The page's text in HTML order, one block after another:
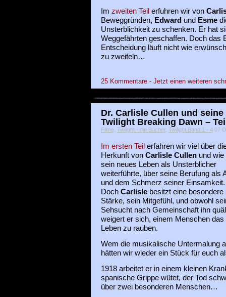
Im zweiten Teil erfuhren wir von
Beweggründen, Edward und Esme
Unsterblichkeit zu schenken. Er hat
Weggefährten geschaffen. Doch das
Entscheidung läuft nicht wie
zu zweifeln…
25 Kommentare - Jetzt einen weiteren
Dr. Carlisle Cullen und
Twilight Breaking Dawn –
Filme, Twilight - die Bücher, Twilight Band 1 - 407
Im ersten Teil erfahren wir viel über
Herkunft von Carlisle Cullenund wie
sein neues Leben als Unsterblicher
weiterführte, über seine Berufung als
und dem Schmerz seiner Einsamkeit.
Doch Carlislebesitzt eine besondere
Stärke, sein Mitgefühl, und obwohl
Sehsucht nach Gemeinschaft ihn
weigert er sich, einem Menschen das
Leben zu rauben.
Wem die musikalische Untermalung
hätten wir wieder ein Stück für euch
1918 arbeitet er in einem kleinen
spanische Grippe wütet, der Tod
über zwei besonderen Menschen…